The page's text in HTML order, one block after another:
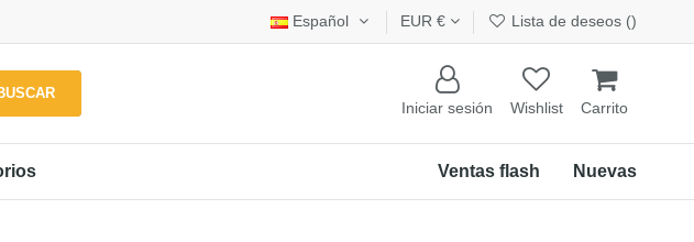
Español EUR € Lista de deseos ()
Iniciar sesión Wishlist Carrito
Nuevas
Ventas flash